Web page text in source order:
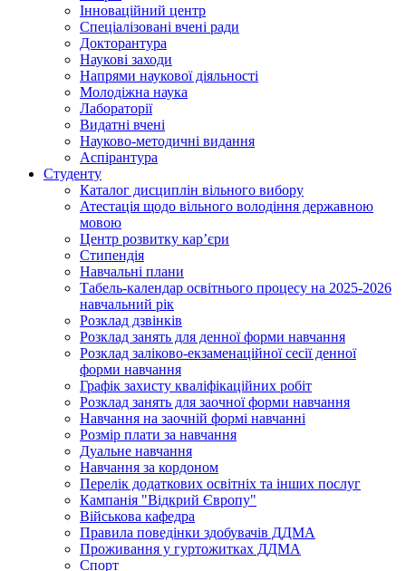
Інноваційний центр
Спеціалізовані вчені ради
Докторантура
Наукові заходи
Напрями наукової діяльності
Молодіжна наука
Лабораторії
Видатні вчені
Науково-методичні видання
Аспірантура
Студенту
Каталог дисциплін вільного вибору
Атестація щодо вільного володіння державною
мовою
Центр розвитку кар’єри
Стипендія
Навчальні плани
Табель-календар освітнього процесу на 2025-2026
навчальний рік
Розклад дзвінків
Розклад занять для денної форми навчання
Розклад заліково-екзаменаційної сесії денної
форми навчання
Графік захисту кваліфікаційних робіт
Розклад занять для заочної форми навчання
Навчання на заочній формі навчанні
Розмір плати за навчання
Дуальне навчання
Навчання за кордоном
Перелік додаткових освітніх та інших послуг
Кампанія "Відкрий Європу"
Військова кафедра
Правила поведінки здобувачів ДДМА
Проживання у гуртожитках ДДМА
Спорт